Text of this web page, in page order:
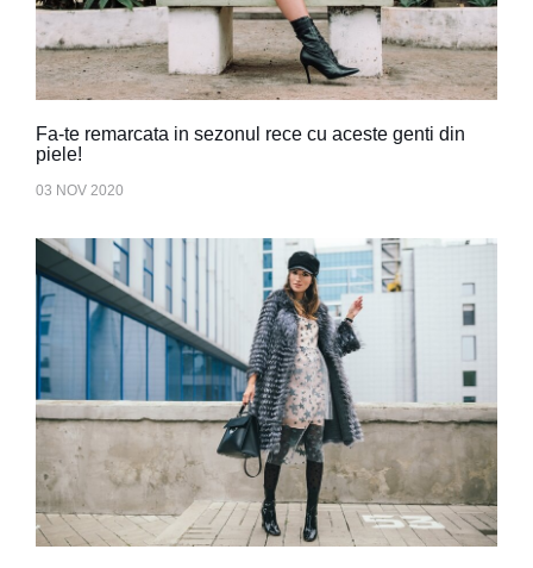
Fa-te remarcata in sezonul rece cu aceste genti din
piele!
03 NOV 2020